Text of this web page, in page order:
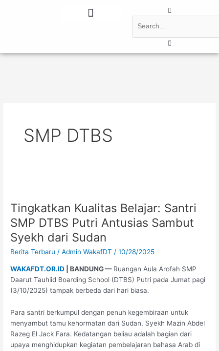
SMP DTBS
Tingkatkan Kualitas Belajar: Santri
SMP DTBS Putri Antusias Sambut
Syekh dari Sudan
Berita Terbaru /Admin WakafDT /10/28/2025
WAKAFDT.OR.ID | BANDUNG — Ruangan Aula Arofah SMP
Daarut Tauhiid Boarding School (DTBS) Putri pada Jumat pagi
(3/10/2025) tampak berbeda dari hari biasa.
Para santri berkumpul dengan penuh kegembiraan untuk
menyambut tamu kehormatan dari Sudan, Syekh Mazin Abdel
Razeg El Jack Fara. Kedatangan beliau adalah bagian dari
upaya menghidupkan kegiatan pembelajaran bahasa Arab di
Belajar:
Santri
SMP
DTBS
Putri
Sambut
Syekh
dari